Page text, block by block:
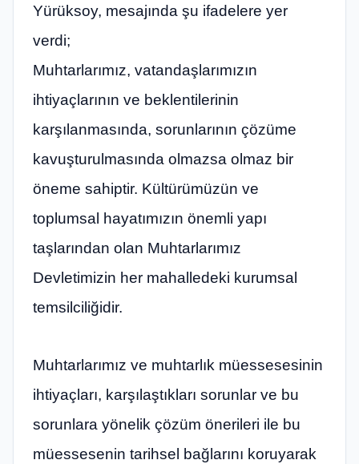
Yürüksoy, mesajında şu ifadelere yer
verdi;
Muhtarlarımız, vatandaşlarımızın
ihtiyaçlarının ve beklentilerinin
karşılanmasında, sorunlarının çözüme
kavuşturulmasında olmazsa olmaz bir
öneme sahiptir. Kültürümüzün ve
toplumsal hayatımızın önemli yapı
taşlarından olan Muhtarlarımız
Devletimizin her mahalledeki kurumsal
temsilciliğidir.
Muhtarlarımız ve muhtarlık müessesesinin
ihtiyaçları, karşılaştıkları sorunlar ve bu
sorunlara yönelik çözüm önerileri ile bu
müessesenin tarihsel bağlarını koruyarak